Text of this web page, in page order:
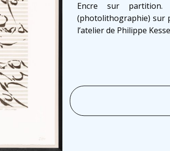
Encre sur
(photolithographie) sur
l’atelier de Philippe